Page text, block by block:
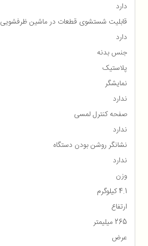
دارد
قابلیت شستشوی قطعات در ماشین ظرفشویی
دارد
جنس بدنه
پلاستیک
نمایشگر
ندارد
صفحه کنترل لمسی
ندارد
نشانگر روشن بودن دستگاه
ندارد
وزن
4.1 کیلوگرم
ارتفاع
265 میلیمتر
عرض